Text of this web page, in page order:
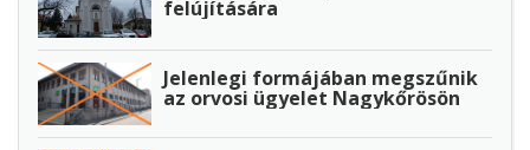
felújítására
Jelenlegi formájában megszűnik
az orvosi ügyelet Nagykőrösön